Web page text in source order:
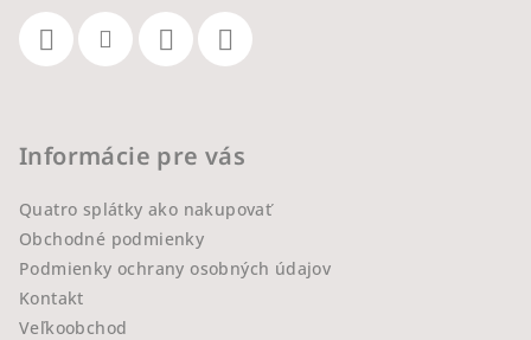
Informácie pre vás
Quatro splátky ako nakupovať
Obchodné podmienky
Podmienky ochrany osobných údajov
Kontakt
Veľkoobchod